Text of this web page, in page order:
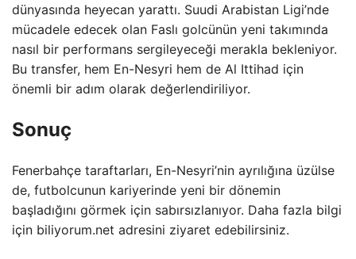
dünyasında heyecan yarattı. Suudi Arabistan Ligi’nde
mücadele edecek olan Faslı golcünün yeni takımında
nasıl bir performans sergileyeceği merakla bekleniyor.
Bu transfer, hem En-Nesyri hem de Al Ittihad için
önemli bir adım olarak değerlendiriliyor.
Sonuç
Fenerbahçe taraftarları, En-Nesyri’nin ayrılığına üzülse
de, futbolcunun kariyerinde yeni bir dönemin
başladığını görmek için sabırsızlanıyor. Daha fazla bilgi
için biliyorum.net adresini ziyaret edebilirsiniz.